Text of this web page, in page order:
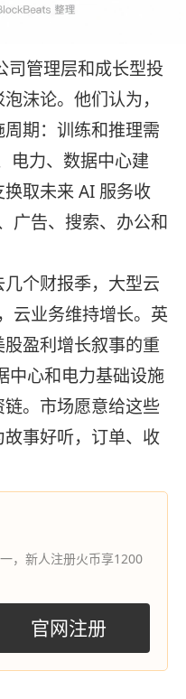
司管理层和成长型投
沫论。他们认为，
期：训练和推理需
电力、数据中心建
取未来 AI 服务收
广告、搜索、办公和
个财报季，大型云
云业务维持增长。英
盈利增长叙事的重
中心和电力基础设施
。市场愿意给这些
事好听，订单、收
，新人注册火币享1200
官网注册